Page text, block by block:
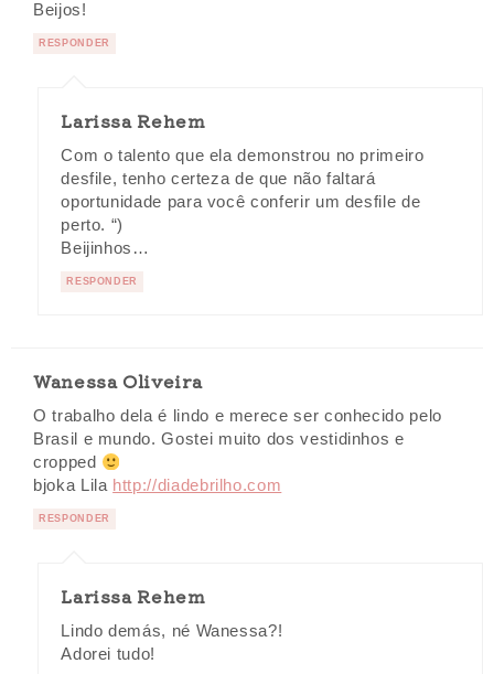
Beijos!
RESPONDER
Larissa Rehem
Com o talento que ela demonstrou no primeiro
desfile, tenho certeza de que não faltará
oportunidade para você conferir um desfile de
perto. “)
Beijinhos…
RESPONDER
Wanessa Oliveira
O trabalho dela é lindo e merece ser conhecido pelo
Brasil e mundo. Gostei muito dos vestidinhos e
cropped
bjoka Lila http://diadebrilho.com
RESPONDER
Larissa Rehem
Lindo demás, né Wanessa?!
Adorei tudo!